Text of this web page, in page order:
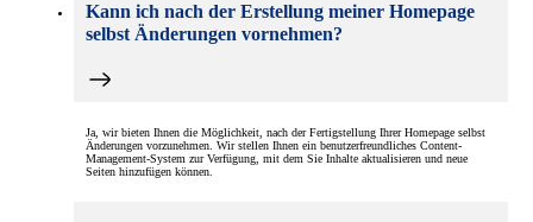
Kann ich nach der Erstellung meiner Homepage
selbst Änderungen vornehmen?
Ja, wir bieten Ihnen die Möglichkeit, nach der Fertigstellung Ihrer Homepage selbst
Änderungen vorzunehmen. Wir stellen Ihnen ein benutzerfreundliches Content-
Management-System zur Verfügung, mit dem Sie Inhalte aktualisieren und neue
Seiten hinzufügen können.